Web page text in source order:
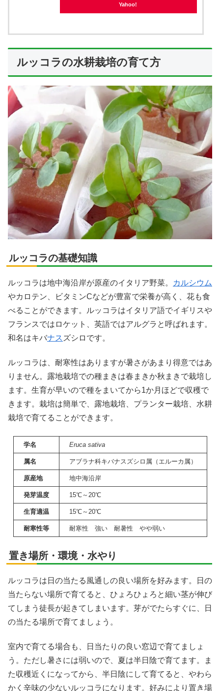
Yahoo!
ルッコラの水耕栽培の育て方
ルッコラの基礎知識
ルッコラは地中海沿岸が原産のイタリア野菜。
カルシウム
やカロテン、ビタミンCなどが豊富で栄養が高く、花も食
べることができます。ルッコラはイタリア語でイギリスや
フランスではロケット、英語ではアルグラと呼ばれます。
和名はキバナス ズシロです。
ルッコラは、耐寒性はありますが暑さがあまり得意ではあ
りません。露地栽培での種まきは春まきか秋まきで栽培し
ます。生育が早いので種をまいてから1か月ほどで収穫で
きます。栽培は簡単で、露地栽培、プランター栽培、水耕
栽培で育てることができます。
学名 Eruca sativa
属名 アブラナ科キバナスズシロ属（エルーカ属）
原産地 地中海沿岸
発芽温度 15℃～20℃
生育適温 15℃～20℃
耐寒性等 耐寒性 強い 耐暑性 やや弱い
置き場所・環境・水やり
ルッコラは日の当たる風通しの良い場所を好みます。日の
当たらない場所で育てると、ひょろひょろと細い茎が伸び
てしまう徒長が起きてしまいます。芽がでたらすぐに、日
の当たる場所で育てましょう。
室内で育てる場合も、日当たりの良い窓辺で育てましょ
う。ただし暑さには弱いので、夏は半日陰で育てます。ま
た収穫近くになってから、半日陰にして育てると、やわら
かく辛味の少ないルッコラになります。好みにより置き場
X
はてブ
LinkedIn
コピー